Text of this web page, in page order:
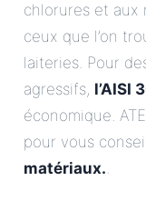
chlorures et aux
ceux que l’on
laiteries. Pour
agressifs, l’AISI
économique.
pour vous
matériaux..